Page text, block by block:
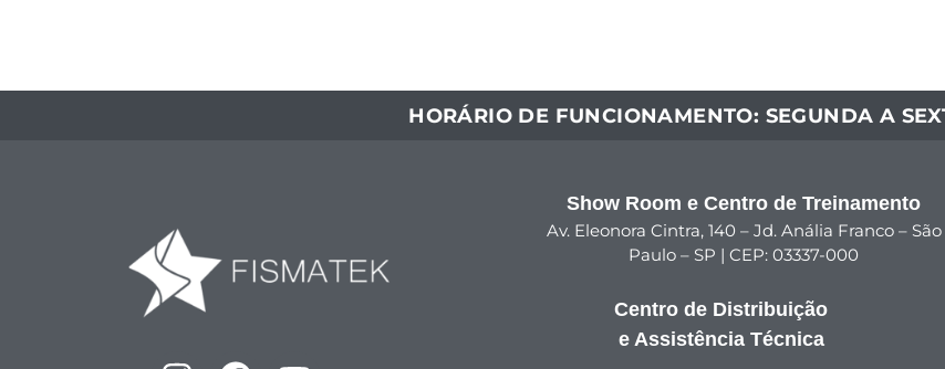
HORÁRIO DE FUNCIONAMENTO: SEGUNDA A
Show Room e Centro de Treinamento
Av. Eleonora Cintra, 140 – Jd. Anália Franco – São
Paulo – SP | CEP: 03337-000
Centro de Distribuição
e Assistência Técnica